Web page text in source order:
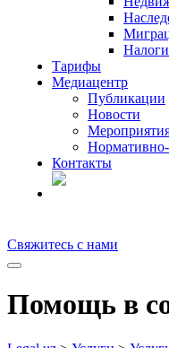
Налоги
Тарифы
Медиацентр
Публикации
Новости
Нормативно-
Контакты
Свяжитесь с нами
Помощь в